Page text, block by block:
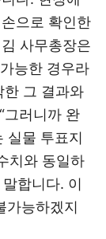
으로 확인한
사무총장은
능한 경우라
한 그 결과와
그러니까 완
실물 투표지
치와 동일하
합니다. 이
가능하겠지